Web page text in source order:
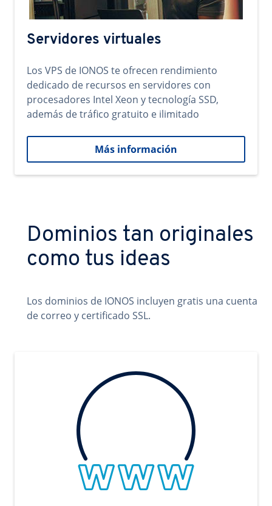
Servidores virtuales
Los VPS de IONOS te ofrecen rendimiento
dedicado de recursos en servidores con
procesadores Intel Xeon y tecnología SSD,
además de tráfico gratuito e ilimitado
Más información
Dominios tan originales
como tus ideas
Los dominios de IONOS incluyen gratis una cuenta
de correo y certificado SSL.